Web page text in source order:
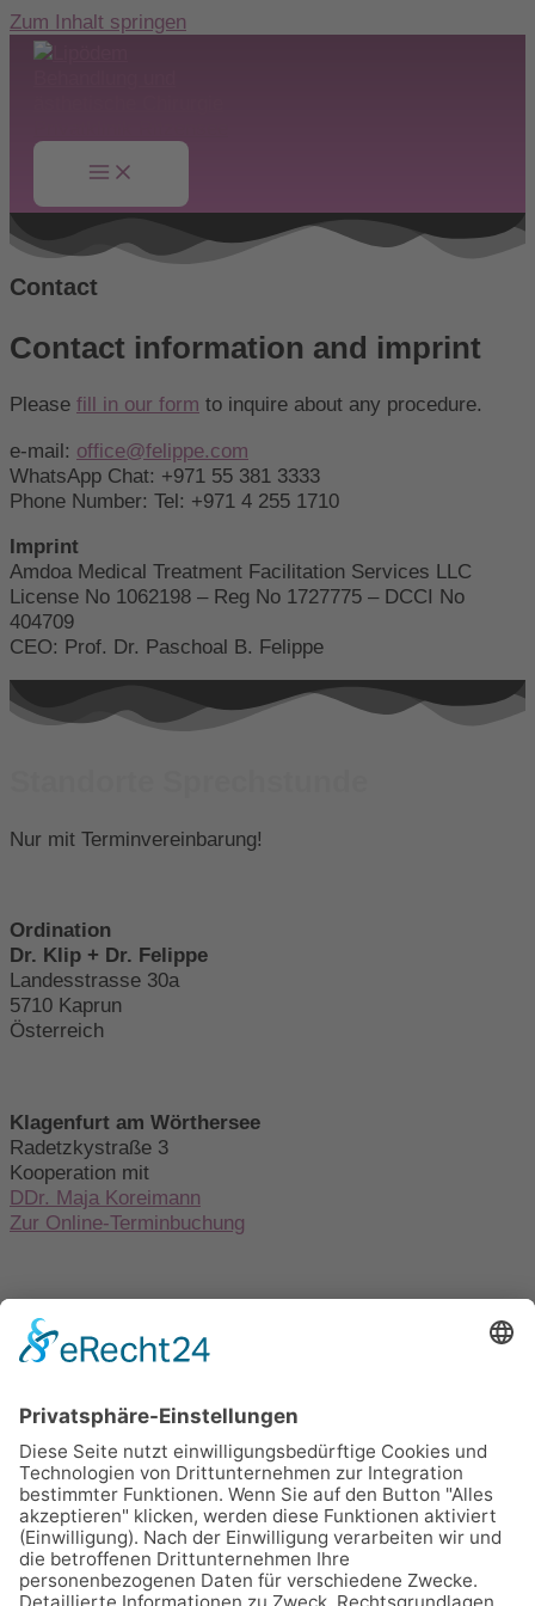
Zum Inhalt springen
Contact
Contact information and imprint
Please fill in our form to inquire about any procedure.
e-mail: office@felippe.com
WhatsApp Chat: +971 55 381 3333
Phone Number: Tel: +971 4 255 1710
Imprint
Amdoa Medical Treatment Facilitation Services LLC
License No 1062198 – Reg No 1727775 – DCCI No
404709
CEO: Prof. Dr. Paschoal B. Felippe
Nur mit Terminvereinbarung!
Ordination
Dr. Klip + Dr. Felippe
Landesstrasse 30a
5710 Kaprun
Österreich
Klagenfurt am Wörthersee
Radetzkystraße 3
Kooperation mit
DDr. Maja Koreimann
Zur Online-Terminbuchung
Ordination Salzburg
Guggenmoosstr. 1, Erdgeschoß
5020 Salzburg
Privatklinik Krankenanstalt
Altenmarkt im Pongau
Michael-Walchhofer-Str. 13
5541 Altenmarkt im Pongau
Österreich